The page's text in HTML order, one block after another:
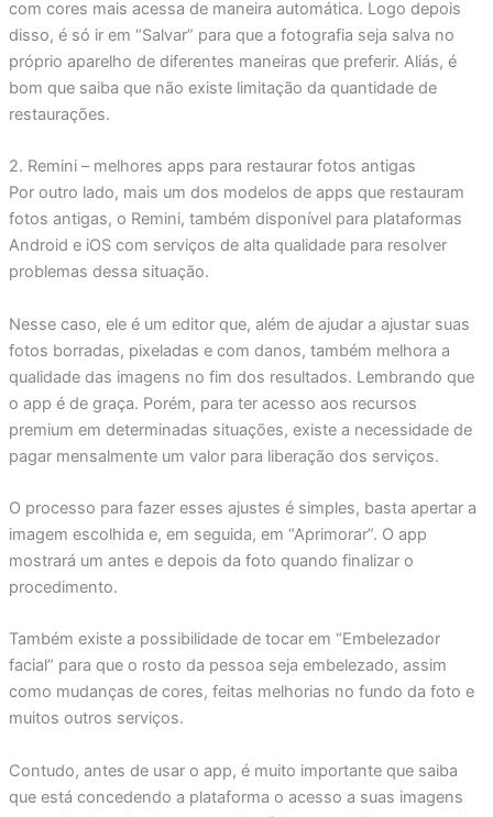
com cores mais acessa de maneira automática. Logo depois
disso, é só ir em “Salvar” para que a fotografia seja salva no
próprio aparelho de diferentes maneiras que preferir. Aliás, é
bom que saiba que não existe limitação da quantidade de
restaurações.
2. Remini – melhores apps para restaurar fotos antigas
Por outro lado, mais um dos modelos de apps que restauram
fotos antigas, o Remini, também disponível para plataformas
Android e iOS com serviços de alta qualidade para resolver
problemas dessa situação.
Nesse caso, ele é um editor que, além de ajudar a ajustar suas
fotos borradas, pixeladas e com danos, também melhora a
qualidade das imagens no fim dos resultados. Lembrando que
o app é de graça. Porém, para ter acesso aos recursos
premium em determinadas situações, existe a necessidade de
pagar mensalmente um valor para liberação dos serviços.
O processo para fazer esses ajustes é simples, basta apertar a
imagem escolhida e, em seguida, em “Aprimorar”. O app
mostrará um antes e depois da foto quando finalizar o
procedimento.
Também existe a possibilidade de tocar em “Embelezador
facial” para que o rosto da pessoa seja embelezado, assim
como mudanças de cores, feitas melhorias no fundo da foto e
muitos outros serviços.
Contudo, antes de usar o app, é muito importante que saiba
que está concedendo a plataforma o acesso a suas imagens